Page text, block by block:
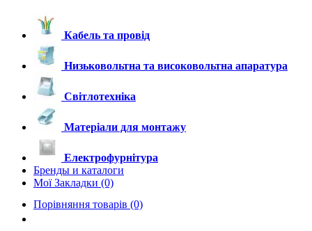
Кабель та провід
Низьковольтна та високовольтна апаратура
Світлотехніка
Матеріали для монтажу
Електрофурнітура
Бренды и каталоги
Мої Закладки (0)
Порівняння товарів (0)